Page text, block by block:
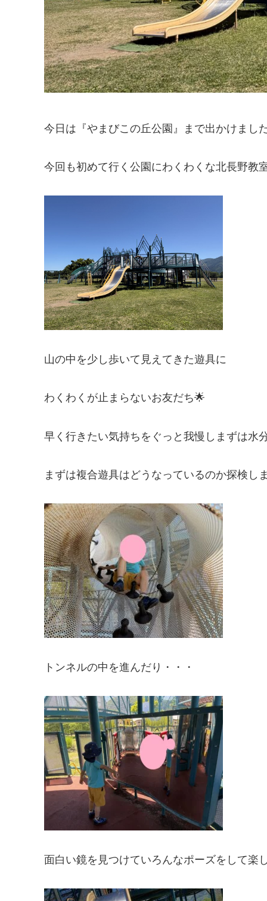
今日は『やまびこの丘公園』まで出かけまし
今回も初めて行く公園にわくわくな北長野教
山の中を少し歩いて見えてきた遊具に
わくわくが止まらないお友だち🌟
早く行きたい気持ちをぐっと我慢しまずは水
まずは複合遊具はどうなっているのか探検し
トンネルの中を進んだり・・・
面白い鏡を見つけていろんなポーズをして楽